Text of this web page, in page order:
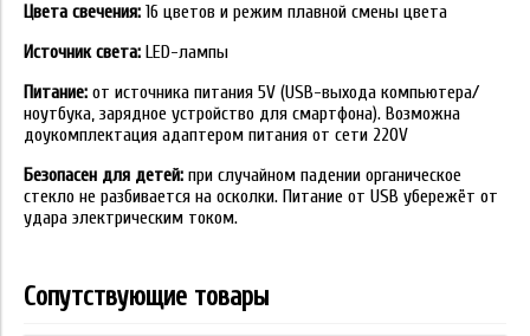
Цвета свечения: 16 цветов и режим плавной смены цвета
Источник света: LED-лампы
Питание: от источника питания 5V (USB-выхода компьютера/
ноутбука, зарядное устройство для смартфона). Возможна
доукомплектация адаптером питания от сети 220V
Безопасен для детей: при случайном падении органическое
стекло не разбивается на осколки. Питание от USB убережёт от
удара электрическим током.
Сопутствующие товары